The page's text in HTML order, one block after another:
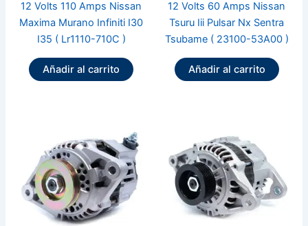
12 Volts 110 Amps Nissan
Maxima Murano Infiniti I30
I35 ( Lr1110-710C )
Añadir al carrito
12 Volts 60 Amps Nissan
Tsuru Iii Pulsar Nx Sentra
Tsubame ( 23100-53A00 )
Añadir al carrito